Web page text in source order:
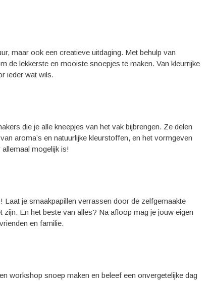
maar ook een creatieve uitdaging. Met behulp van
de lekkerste en mooiste snoepjes te maken. Van kleurrijke
ieder wat wils.
die je alle kneepjes van het vak bijbrengen. Ze delen
aroma’s en natuurlijke kleurstoffen, en het vormgeven
mogelijk is!
je smaakpapillen verrassen door de zelfgemaakte
En het beste van alles? Na afloop mag je jouw eigen
en familie.
workshop snoep maken en beleef een onvergetelijke dag